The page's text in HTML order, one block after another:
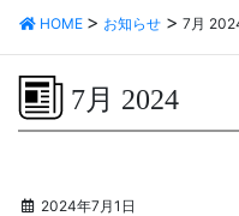
HOME お知らせ 7月
7月 2024
2024年7月1日